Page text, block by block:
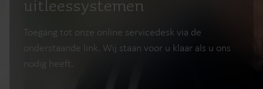
uitleessystemen
Toegang tot onze online servicedesk via de
onderstaande link. Wij staan voor u klaar als u ons
nodig heeft.